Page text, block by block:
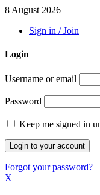
8 August 2026
Sign in / Join
Login
Username or email
Password
Keep me signed in
Forgot your password?
X